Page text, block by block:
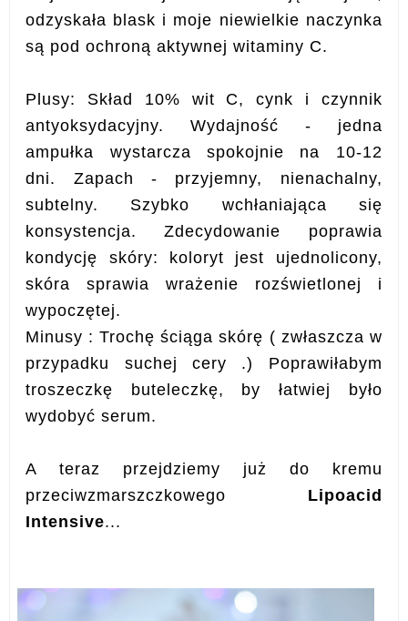
odzyskała blask i moje niewielkie naczynka
są pod ochroną aktywnej witaminy C.
Plusy:
Skład 10% wit C, cynk i czynnik
antyoksydacyjny. Wydajność - jedna
ampułka wystarcza spokojnie na 10-12
dni. Zapach - przyjemny, nienachalny,
subtelny.
Szybko wchłaniająca się
konsystencja.Zdecydowanie poprawia
kondycję skóry: koloryt jest ujednolicony,
skóra sprawia wrażenie rozświetlonej i
wypoczętej.
Minusy : Trochę ściąga skórę ( zwłaszcza w
przypadku suchej cery .)
Poprawiłabym
troszeczkę buteleczkę, by łatwiej było
wydobyć serum.
A teraz przejdziemy już do kremu
przeciwzmarszczkowego Lipoacid
Intensive...